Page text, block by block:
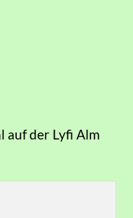
auf der Lyfi Alm